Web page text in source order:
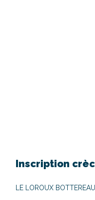
Inscription
LE LOROUX